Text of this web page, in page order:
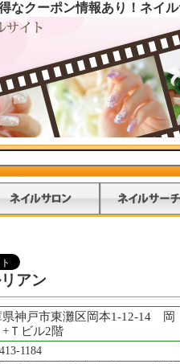
クーポン情報あり！ネイ
アン
県神戸市東灘区岡本1-12-14 岡
Ｔビル2階
1184